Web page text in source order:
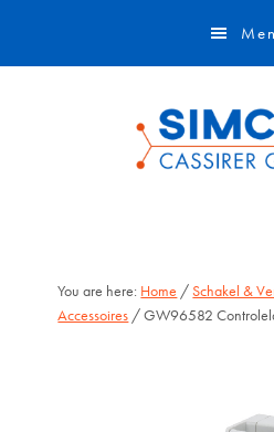
You are here: Home /Schakel &
Accessoires / GW96582